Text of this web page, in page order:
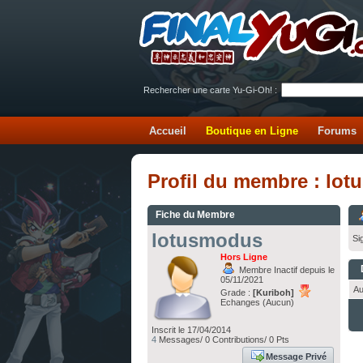
Rechercher une carte Yu-Gi-Oh! :
Accueil Boutique en Ligne Forums
Profil du membre :
Fiche du Membre
lotusmodus
Hors Ligne
Membre Inactif depuis le
05/11/2021
Grade : [Kuriboh]
Echanges (Aucun)
Inscrit le 17/04/2014
4 Messages/ 0 Contributions/ 0 Pts
Message Privé